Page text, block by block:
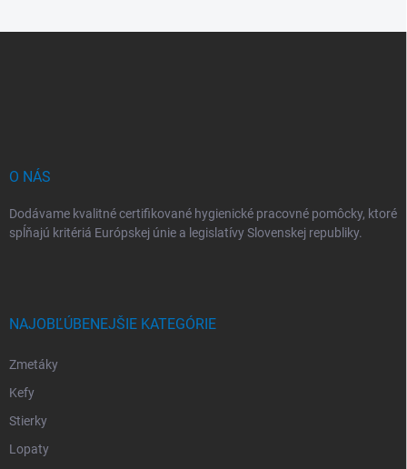
O NÁS
Dodávame kvalitné certifikované hygienické pracovné pomôcky, ktoré
spĺňajú kritériá Európskej únie a legislatívy Slovenskej republiky.
NAJOBĽÚBENEJŠIE KATEGÓRIE
Zmetáky
Kefy
Stierky
Lopaty